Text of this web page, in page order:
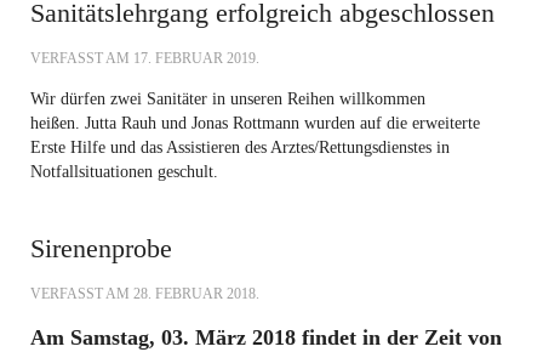
Sanitätslehrgang erfolgreich abgeschlossen
VERFASST AM 17. FEBRUAR 2019.
Wir dürfen zwei Sanitäter in unseren Reihen willkommen
heißen. Jutta Rauh und Jonas Rottmann wurden auf die erweiterte
Erste Hilfe und das Assistieren des Arztes/Rettungsdienstes in
Notfallsituationen geschult.
Sirenenprobe
VERFASST AM 28. FEBRUAR 2018.
Am Samstag, 03. März 2018 findet in der Zeit von